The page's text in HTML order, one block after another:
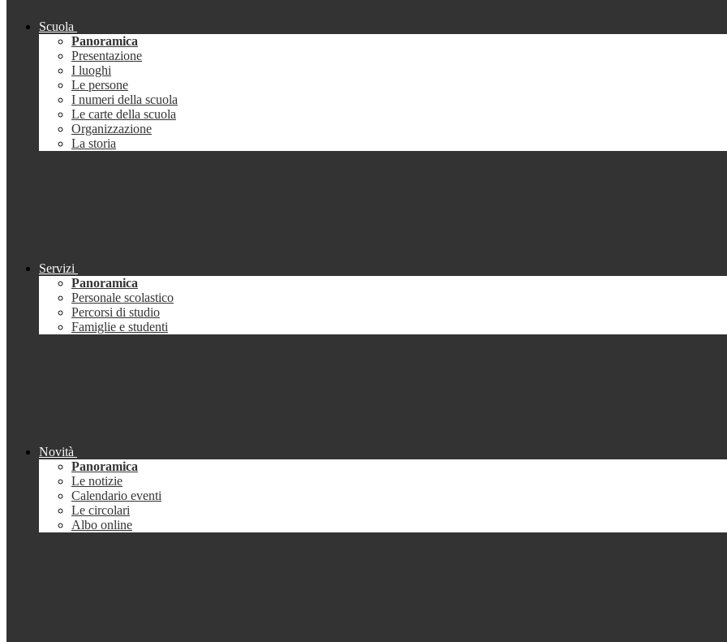
Scuola
Panoramica
Presentazione
I luoghi
Le persone
I numeri della scuola
Le carte della scuola
Organizzazione
La storia
Servizi
Panoramica
Personale scolastico
Percorsi di studio
Famiglie e studenti
Novità
Panoramica
Le notizie
Calendario eventi
Le circolari
Albo online